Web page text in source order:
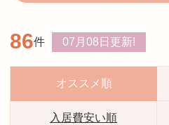
老人ホームの種類
スタッフ紹介
86件 07月08日 更新!
オススメ順
入居費安い順